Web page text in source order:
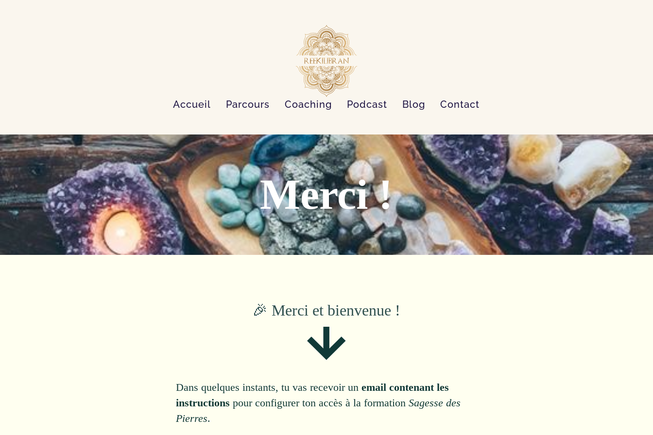
Accueil Parcours Coaching Podcast Blog Contact
Merci !
🎉 Merci et bienvenue !
Dans quelques instants, tu vas recevoir un email contenant les
instructions pour configurer ton accès à la formation Sagesse des
Pierres.